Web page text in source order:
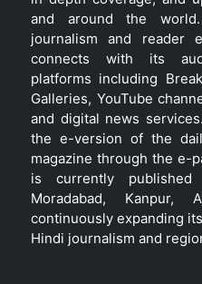
and around the
journalism and reader
connects with its
platforms including
Galleries, YouTube
and digital news
the e-version of the
magazine through the e-
is currently published
Moradabad, Kanpur,
continuously expanding
Hindi journalism and